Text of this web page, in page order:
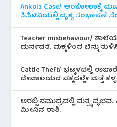
Ankola Case/ ಅಂಕೋಲಾಕ್ಕೆ
ಸಿಸಿಟಿವಿಯಲ್ಲಿ ದೃಶ್ಯ ಸಂಭಾಷಣೆ
Teacher misbehaviour/
ದುರ್ನಡತೆ. ಮಕ್ಕಳಿಂದ ಬೆನ್ನು
Cattle Theft/ ಭಟ್ಕಳದಲ್ಲಿ
ದೇವಾಲಯದ ಪಕ್ಕದಲ್ಲೇ ಮತ್ತೆ
ಅರಬ್ಬಿ ಸಮುದ್ರದಲ್ಲಿ ಮತ್ಸ್ಯ
ಮೀನಿನ‌ ರಾಶಿ.